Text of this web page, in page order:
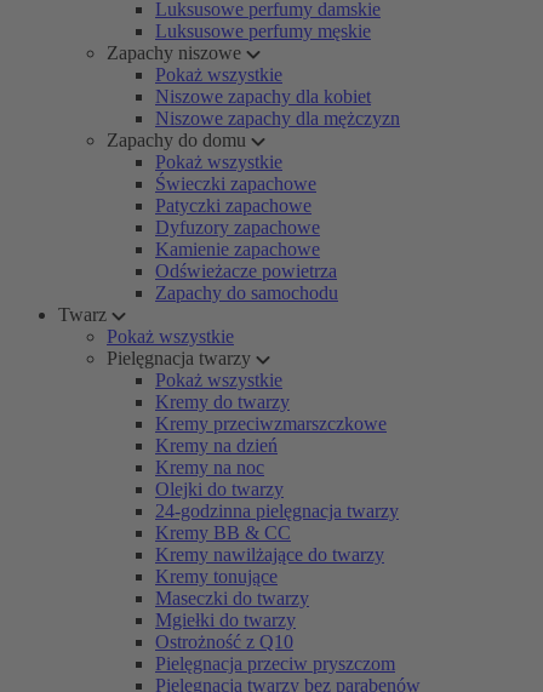
Luksusowe perfumy damskie
Luksusowe perfumy męskie
Zapachy niszowe
Pokaż wszystkie
Niszowe zapachy dla kobiet
Niszowe zapachy dla mężczyzn
Zapachy do domu
Pokaż wszystkie
Świeczki zapachowe
Patyczki zapachowe
Dyfuzory zapachowe
Kamienie zapachowe
Odświeżacze powietrza
Zapachy do samochodu
Twarz
Pokaż wszystkie
Pielęgnacja twarzy
Pokaż wszystkie
Kremy do twarzy
Kremy przeciwzmarszczkowe
Kremy na dzień
Kremy na noc
Olejki do twarzy
24-godzinna pielęgnacja twarzy
Kremy BB & CC
Kremy nawilżające do twarzy
Kremy tonujące
Maseczki do twarzy
Mgiełki do twarzy
Ostrożność z Q10
Pielęgnacja przeciw pryszczom
Pielęgnacja twarzy bez parabenów